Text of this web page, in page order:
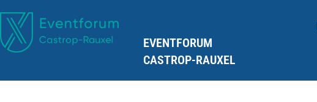
EVENTFORUM
CASTROP-RAUXEL